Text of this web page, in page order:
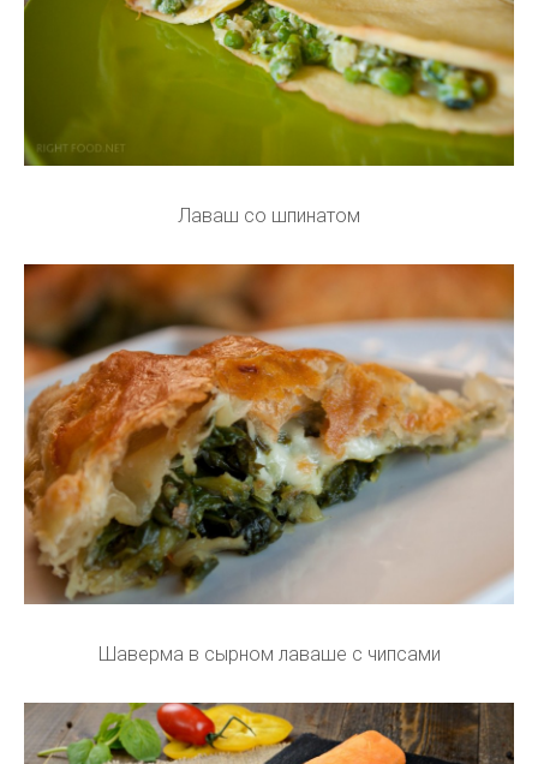
Лаваш со шпинатом
Шаверма в сырном лаваше с чипсами